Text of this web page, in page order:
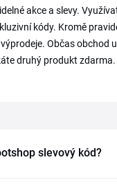
akce a slevy.
kódy. Kromě
Občas obchod
druhý produkt zdarma.
slevový kód?